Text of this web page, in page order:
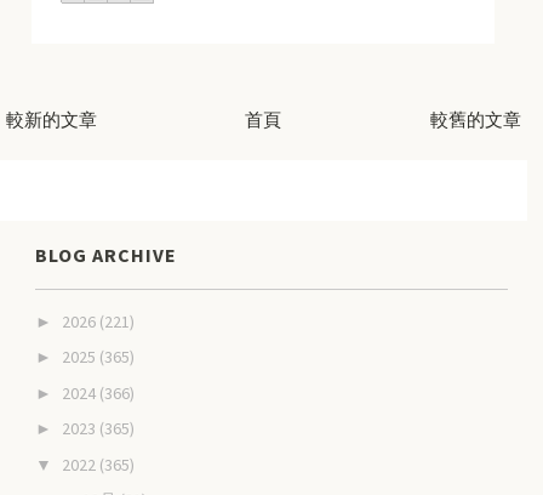
較新的文章 較舊的文章
首頁
BLOG ARCHIVE
► 2026 (221)
► 2025 (365)
► 2024 (366)
► 2023 (365)
▼ 2022 (365)